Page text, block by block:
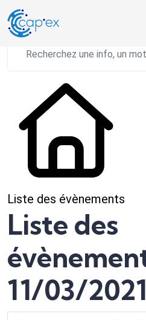
L'actualité
Liste des évènements
Liste des
11/03/2021